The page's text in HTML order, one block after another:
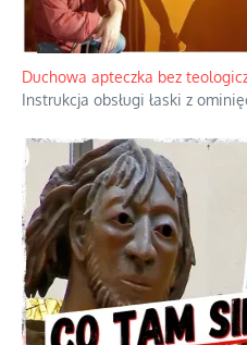
Niezwykły scenariusz bez
Reżyser Jerzy Zalewski
dokumentów, wyzwania
nieznane fakty dotyczące